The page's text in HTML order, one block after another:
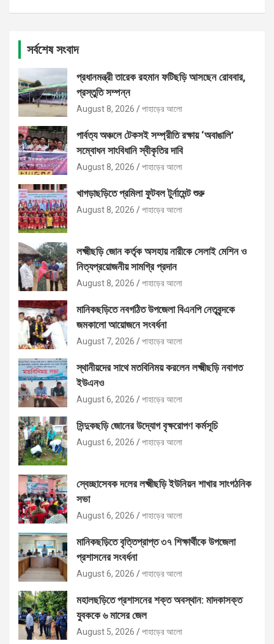
সর্বশেষ সংবাদ
প্রধানমন্ত্রী তারেক রহমান ফটিছড়ি আসছেন রোববার,
প্রস্তুতি সম্পন্ন
August 8, 2026 পাহাড়ের আলো
পার্বত্য অঞ্চলে টেকসই সম্প্রীতি রক্ষায় ‘অবাঙালি’
সম্বোধন সাংবিধানি স্বীকৃতির দাবি
August 8, 2026 পাহাড়ের আলো
খাগড়াছড়িতে প্রমিলা ফুটবল টুর্নামেন্ট শুরু
August 8, 2026 পাহাড়ের আলো
লক্ষ্মীছড়ি জোন কর্তৃক অসহায় নারীকে সেলাই মেশিন ও
নিত্যপ্রয়োজনীয় সামগ্রি প্রদান
August 8, 2026 পাহাড়ের আলো
মানিকছড়িতে নবগঠিত উপজেলা বিএনপি নেতৃবৃন্দকে
জমকালো আয়োজনে সংবর্ধনা
August 7, 2026 পাহাড়ের আলো
স্থানীয়দের সাথে মতবিনিময় করলেন লক্ষ্মীছড়ি নবাগত
ইউএনও
August 6, 2026 পাহাড়ের আলো
সিন্দুকছড়ি জোনের উদ্যোগ বৃক্ষরোপণ কর্মসূচি
August 6, 2026 পাহাড়ের আলো
স্বেচ্ছাসেবক দলের লক্ষ্মীছড়ি ইউনিয়ন শাখার সাংগঠনিক
সভা
August 6, 2026 পাহাড়ের আলো
মানিকছড়িতে বৃত্তিপ্রাপ্ত ৩৭ শিক্ষার্থীকে উপজেলা
প্রশাসনের সংবর্ধনা
August 6, 2026 পাহাড়ের আলো
মহালছড়িতে প্রশাসনের শক্ত অবস্থান: মাদকাসক্ত
যুবককে ৬ মাসের জেল
August 5, 2026 পাহাড়ের আলো